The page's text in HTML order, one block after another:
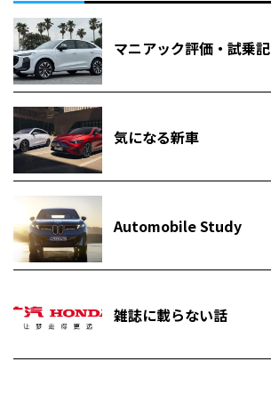
マニアック評価・試乗記
気になる新車
Automobile Study
雑誌に載らない話